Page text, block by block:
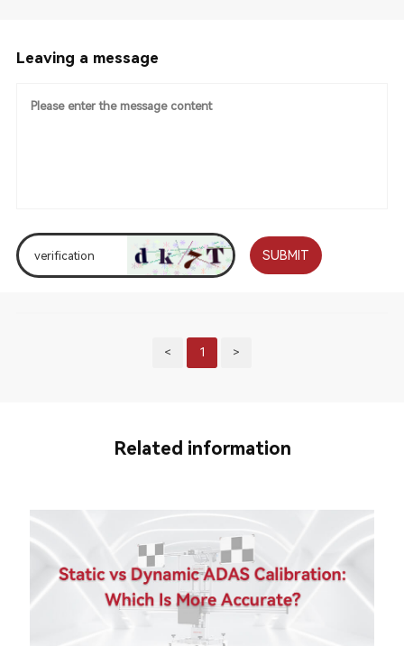
Leaving a message
SUBMIT
< 1 >
Related information